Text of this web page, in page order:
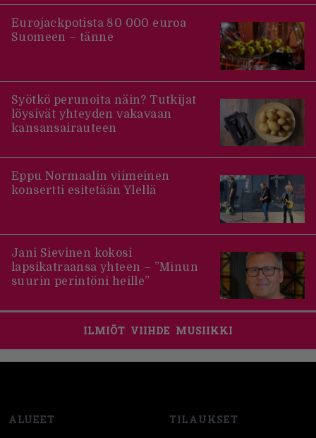
Eurojackpotista 80 000 euroa
Suomeen – tänne
Syötkö perunoita näin? Tutkijat
löysivät yhteyden vakavaan
kansansairauteen
Eppu Normaalin viimeinen
konsertti esitetään Ylellä
Jani Sievinen kokosi
lapsikatraansa yhteen – ”Minun
suurin perintöni heille”
ILMIÖT VIIHDE MUSIIKKI
ALUEET TILAUKSET